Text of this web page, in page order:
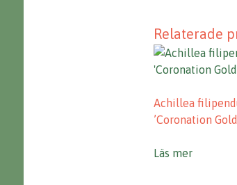
Relaterade
Achillea
’Coronation
Läs mer